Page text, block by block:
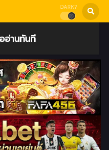
DARK?
อ่านทันที